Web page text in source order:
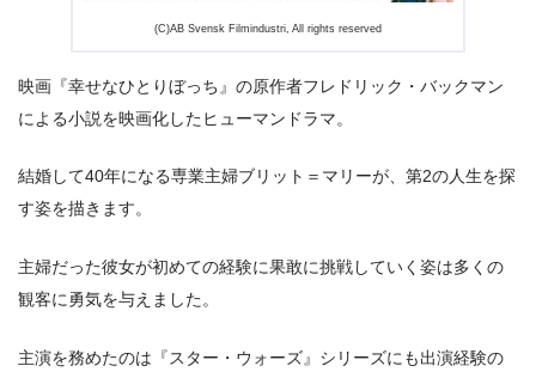
(C)AB Svensk Filmindustri, All rights reserved
映画『幸せなひとりぼっち』の原作者フレドリック・バックマン
による小説を映画化したヒューマンドラマ。
結婚して40年になる専業主婦ブリット＝マリーが、第2の人生を探
す姿を描きます。
主婦だった彼女が初めての経験に果敢に挑戦していく姿は多くの
観客に勇気を与えました。
主演を務めたのは『スター・ウォーズ』シリーズにも出演経験の